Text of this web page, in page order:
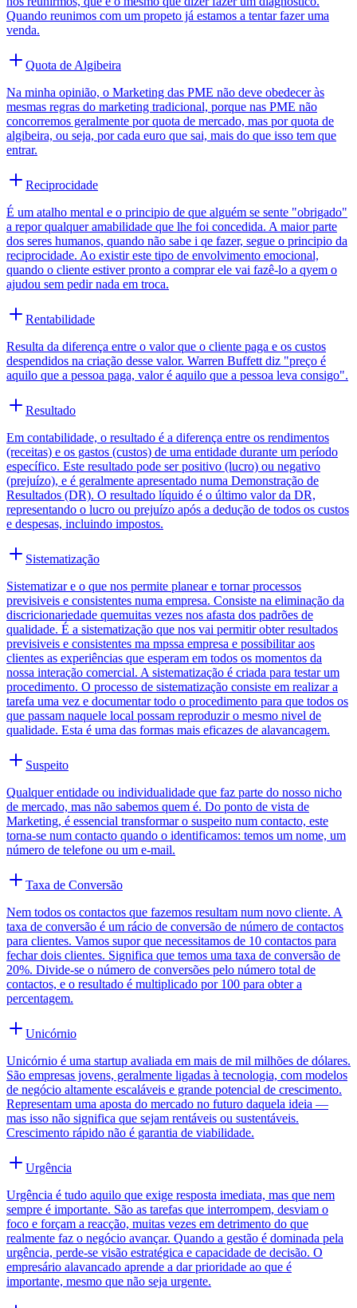
Quando reunimos com um propeto já estamos a tentar fazer uma
venda.
Quota de Algibeira
Na minha opinião, o Marketing das PME não deve obedecer às
mesmas regras do marketing tradicional, porque nas PME não
concorremos geralmente por quota de mercado, mas por quota de
algibeira, ou seja, por cada euro que sai, mais do que isso tem que
entrar.
Reciprocidade
É um atalho mental e o principio de que alguém se sente "obrigado"
a repor qualquer amabilidade que lhe foi concedida. A maior parte
dos seres humanos, quando não sabe i qe fazer, segue o principio da
reciprocidade. Ao existir este tipo de envolvimento emocional,
quando o cliente estiver pronto a comprar ele vai fazê-lo a qyem o
ajudou sem pedir nada em troca.
Rentabilidade
Resulta da diferença entre o valor que o cliente paga e os custos
despendidos na criação desse valor. Warren Buffett diz "preço é
aquilo que a pessoa paga, valor é aquilo que a pessoa leva consigo".
Resultado
Em contabilidade, o resultado é a diferença entre os rendimentos
(receitas) e os gastos (custos) de uma entidade durante um período
específico. Este resultado pode ser positivo (lucro) ou negativo
(prejuízo), e é geralmente apresentado numa Demonstração de
Resultados (DR). O resultado líquido é o último valor da DR,
representando o lucro ou prejuízo após a dedução de todos os custos
e despesas, incluindo impostos.
Sistematização
Sistematizar e o que nos permite planear e tornar processos
previsiveis e consistentes numa empresa. Consiste na eliminação da
discricionariedade quemuitas vezes nos afasta dos padrões de
qualidade. É a sistematização que nos vai permitir obter resultados
previsiveis e consistentes ma mpssa empresa e possibilitar aos
clientes as experiências que esperam em todos os momentos da
nossa interação comercial. A sistematização é criada para testar um
procedimento. O processo de sistematização consiste em realizar a
tarefa uma vez e documentar todo o procedimento para que todos os
que passam naquele local possam reproduzir o mesmo nivel de
qualidade. Esta é uma das formas mais eficazes de alavancagem.
Suspeito
Qualquer entidade ou individualidade que faz parte do nosso nicho
de mercado, mas não sabemos quem é. Do ponto de vista de
Marketing, é essencial transformar o suspeito num contacto, este
torna-se num contacto quando o identificamos: temos um nome, um
número de telefone ou um e-mail.
Taxa de Conversão
Nem todos os contactos que fazemos resultam num novo cliente. A
taxa de conversão é um rácio de conversão de número de contactos
para clientes. Vamos supor que necessitamos de 10 contactos para
fechar dois clientes. Significa que temos uma taxa de conversão de
20%. Divide-se o número de conversões pelo número total de
contactos, e o resultado é multiplicado por 100 para obter a
percentagem.
Unicórnio
Unicórnio é uma startup avaliada em mais de mil milhões de dólares.
São empresas jovens, geralmente ligadas à tecnologia, com modelos
de negócio altamente escaláveis e grande potencial de crescimento.
Representam uma aposta do mercado no futuro daquela ideia —
mas isso não significa que sejam rentáveis ou sustentáveis.
Crescimento rápido não é garantia de viabilidade.
Urgência
Urgência é tudo aquilo que exige resposta imediata, mas que nem
sempre é importante. São as tarefas que interrompem, desviam o
foco e forçam a reacção, muitas vezes em detrimento do que
realmente faz o negócio avançar. Quando a gestão é dominada pela
urgência, perde-se visão estratégica e capacidade de decisão. O
empresário alavancado aprende a dar prioridade ao que é
importante, mesmo que não seja urgente.